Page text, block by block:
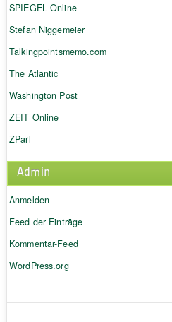
SPIEGEL Online
Stefan Niggemeier
Talkingpointsmemo.com
The Atlantic
Washington Post
ZEIT Online
ZParl
Admin
Anmelden
Feed der Einträge
Kommentar-Feed
WordPress.org